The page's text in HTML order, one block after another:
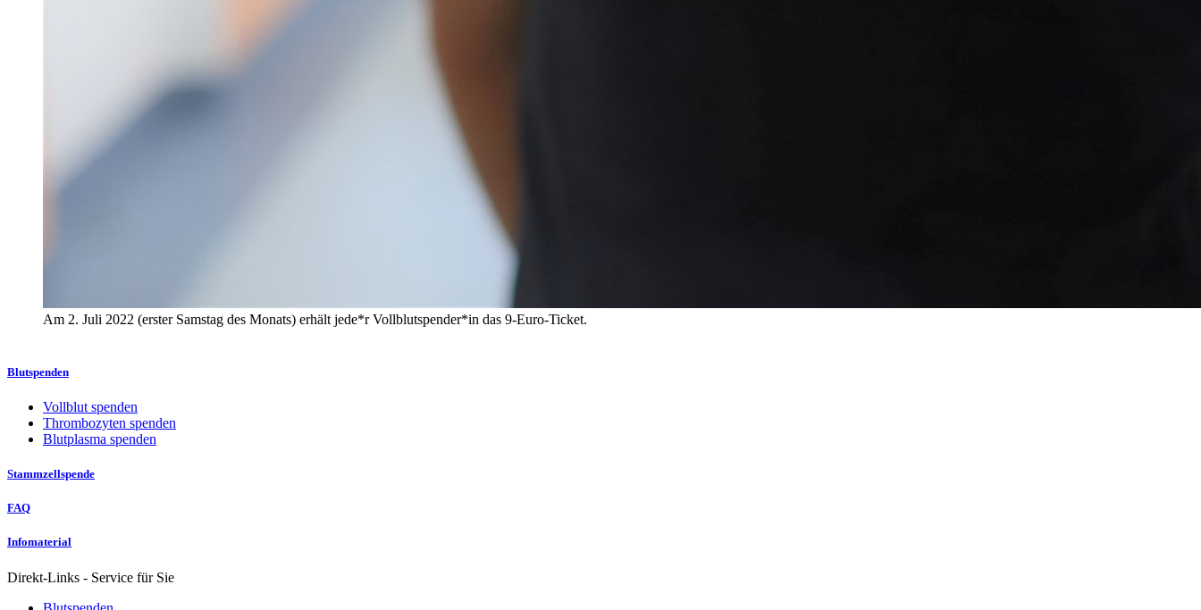
Am 2. Juli 2022 (erster Samstag des Monats) erhält jede*r Vollblutspender*in das 9-Euro-Ticket.
Blutspenden
Vollblut spenden
Thrombozyten spenden
Blutplasma spenden
Stammzellspende
FAQ
Infomaterial
Direkt-Links - Service für Sie